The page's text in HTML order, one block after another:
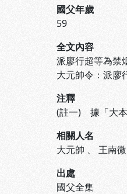
國父年歲
59
全文內容
派廖行超等為禁
大元帥令：派廖
注釋
(註一) 據「大本
相關人名
大元帥 、 王南微
出處
國父全集